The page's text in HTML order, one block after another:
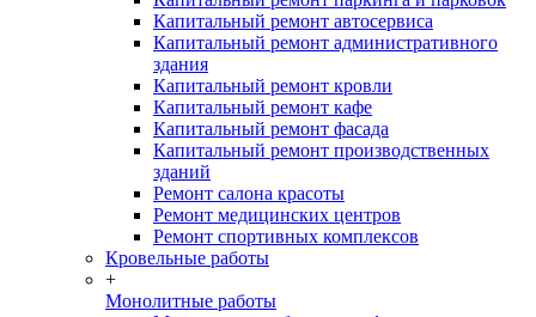
Капитальный ремонт автосервиса
Капитальный ремонт административного
здания
Капитальный ремонт кровли
Капитальный ремонт кафе
Капитальный ремонт фасада
Капитальный ремонт производственных
зданий
Ремонт салона красоты
Ремонт медицинских центров
Ремонт спортивных комплексов
Кровельные работы
+
Монолитные работы